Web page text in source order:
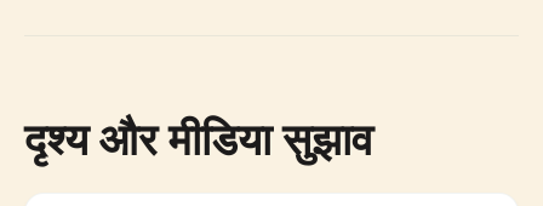
दृश्य और मीडिया सुझाव